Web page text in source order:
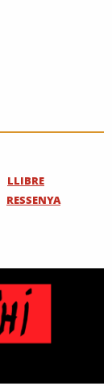
LLIBRE
RESSENYA